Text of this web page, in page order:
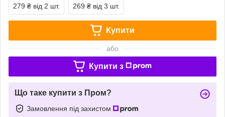
279 ₴ від 2 шт. 269 ₴ від 3 шт.
Купити
або
Купити з
Що таке купити з Пром?
Замовлення під захистом